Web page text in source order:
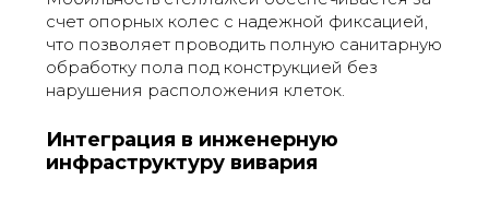
счет опорных колес с надежной фиксацией,
что позволяет проводить полную санитарную
обработку пола под конструкцией без
нарушения расположения клеток.
Интеграция в инженерную
инфраструктуру вивария